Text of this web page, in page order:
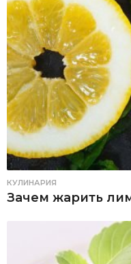
КУЛИНАРИЯ
Зачем жарить